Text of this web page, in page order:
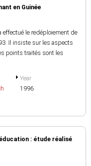
en Guinée
effectué le redéploiement de
Il insiste sur les aspects
points traités sont les
Year
1996
: étude réalisé